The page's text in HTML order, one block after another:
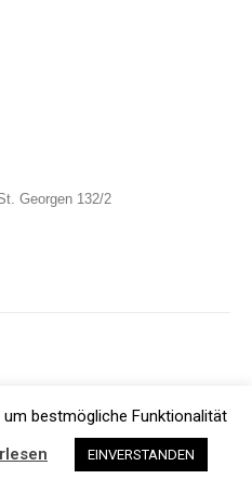
Georgen 132/2
Murtal. Webdesign
bestmögliche Funktionalität
EINVERSTANDEN